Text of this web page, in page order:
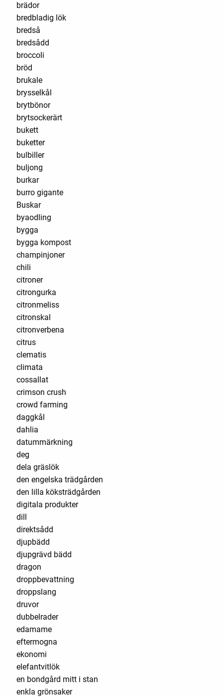
brädor
bredbladig lök
bredså
bredsådd
broccoli
bröd
brukale
brysselkål
brytbönor
brytsockerärt
bukett
buketter
bulbiller
buljong
burkar
burro gigante
Buskar
byaodling
bygga
bygga kompost
champinjoner
chili
citroner
citrongurka
citronmeliss
citronskal
citronverbena
citrus
clematis
climata
cossallat
crimson crush
crowd farming
daggkål
dahlia
datummärkning
deg
dela gräslök
den engelska trädgården
den lilla köksträdgården
digitala produkter
dill
direktsådd
djupbädd
djupgrävd bädd
dragon
droppbevattning
droppslang
druvor
dubbelrader
edamame
eftermogna
ekonomi
elefantvitlök
en bondgård mitt i stan
enkla grönsaker